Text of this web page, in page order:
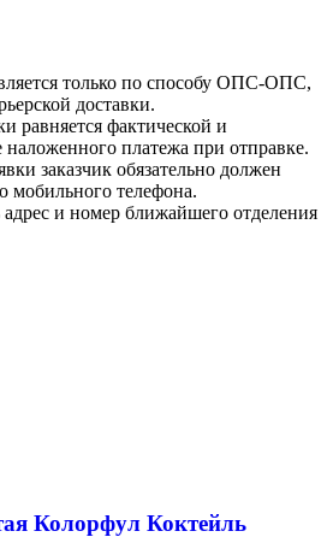
только по способу ОПС-ОПС,
доставки.
равняется фактической и
наложенного платежа при отправке.
заказчик обязательно должен
мобильного телефона.
адрес и номер ближайшего отделения
Колорфул Коктейль